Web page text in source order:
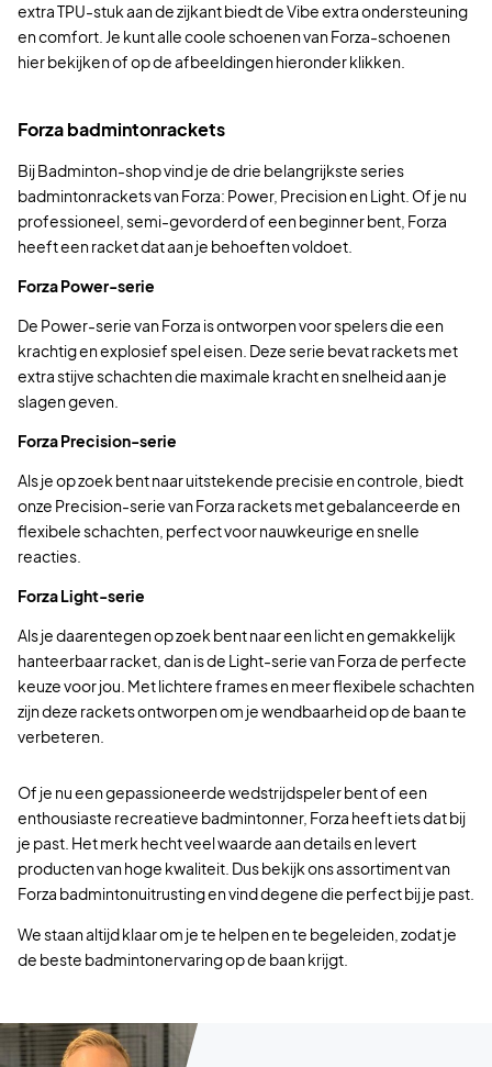
extra TPU-stuk aan de zijkant biedt de Vibe extra ondersteuning
en comfort. Je kunt alle coole schoenen van Forza-schoenen
hier bekijken of op de afbeeldingen hieronder klikken.
Forza badmintonrackets
Bij Badminton-shop vind je de drie belangrijkste series
badmintonrackets van Forza: Power, Precision en Light. Of je nu
professioneel, semi-gevorderd of een beginner bent, Forza
heeft een racket dat aan je behoeften voldoet.
Forza Power-serie
De Power-serie van Forza is ontworpen voor spelers die een
krachtig en explosief spel eisen. Deze serie bevat rackets met
extra stijve schachten die maximale kracht en snelheid aan je
slagen geven.
Forza Precision-serie
Als je op zoek bent naar uitstekende precisie en controle, biedt
onze Precision-serie van Forza rackets met gebalanceerde en
flexibele schachten, perfect voor nauwkeurige en snelle
reacties.
Forza Light-serie
Als je daarentegen op zoek bent naar een licht en gemakkelijk
hanteerbaar racket, dan is de Light-serie van Forza de perfecte
keuze voor jou. Met lichtere frames en meer flexibele schachten
zijn deze rackets ontworpen om je wendbaarheid op de baan te
verbeteren.
Of je nu een gepassioneerde wedstrijdspeler bent of een
enthousiaste recreatieve badmintonner, Forza heeft iets dat bij
je past. Het merk hecht veel waarde aan details en levert
producten van hoge kwaliteit. Dus bekijk ons assortiment van
Forza badmintonuitrusting en vind degene die perfect bij je past.
We staan altijd klaar om je te helpen en te begeleiden, zodat je
de beste badmintonervaring op de baan krijgt.